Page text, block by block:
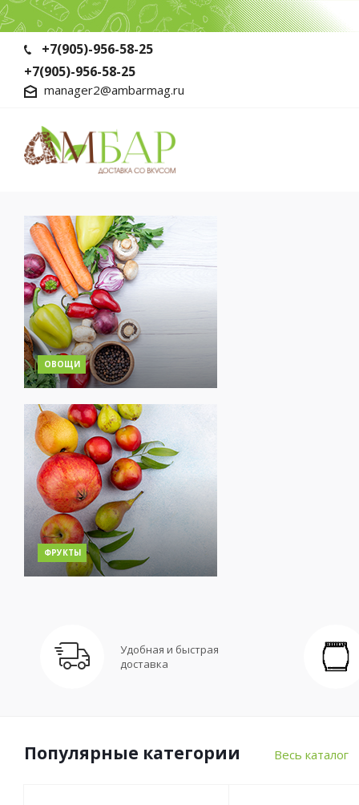
+7(905)-956-58-25
+7(905)-956-58-25
manager2@ambarmag.ru
ОВОЩИ
ФРУКТЫ
Удобная и быстрая
доставка
Популярные категории Весь каталог